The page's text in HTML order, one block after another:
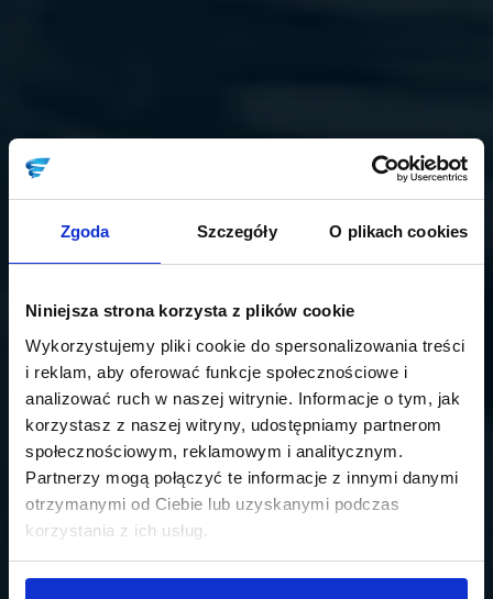
Zgoda Szczegóły O plikach cookies
Niniejsza strona korzysta z plików cookie
Wykorzystujemy pliki cookie do spersonalizowania treści
i reklam, aby oferować funkcje społecznościowe i
analizować ruch w naszej witrynie. Informacje o tym, jak
korzystasz z naszej witryny, udostępniamy partnerom
społecznościowym, reklamowym i analitycznym.
Partnerzy mogą połączyć te informacje z innymi danymi
otrzymanymi od Ciebie lub uzyskanymi podczas
korzystania z ich usług.